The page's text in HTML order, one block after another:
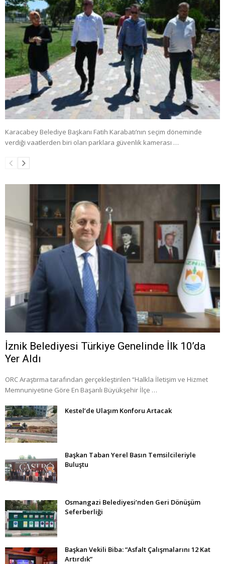
Karacabey Belediye Başkanı Fatih Karabatı’nın seçim döneminde
verdiği vaatlerden biri olan parklara güvenlik kamerası …
İznik Belediyesi Türkiye Genelinde İlk 10’da
Yer Aldı
ORC Araştırma tarafından gerçekleştirilen “Halkla İletişim ve Hizmet
Memnuniyetine Göre En Başarılı Büyükşehir İlçe …
Kestel’de Ulaşım Konforu Artacak
Başkan Taban Yerel Basın Temsilcileriyle
Buluştu
Osmangazi Belediyesi’nden Geri Dönüşüm
Seferberliği
Başkan Vekili Biba: “Asfalt Çalışmalarını 12 Kat
Artırdık”